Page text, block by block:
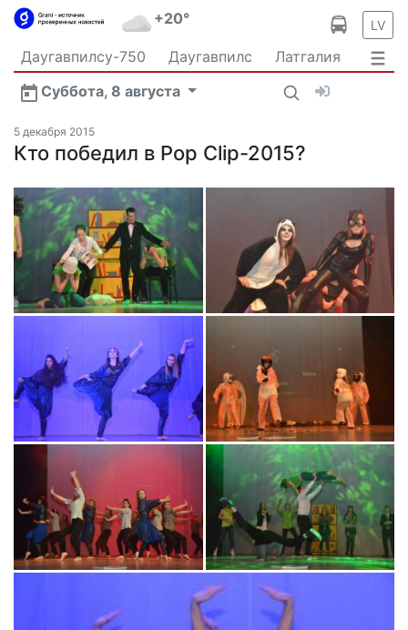
+20° LV
Даугавпилсу-750 Даугавпилс
Латгалия
Латвия
Политика Происшествия
Спорт
Общество
Суббота, 8 августа
Новости Даугавпилса
Транспорт
В мире
Рыбалка и охота
5 декабря 2015
Кто победил в Pop Clip-2015?